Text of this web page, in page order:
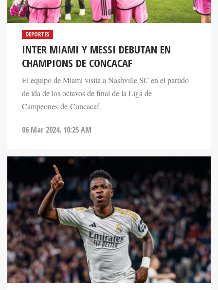
DEPORTES
INTER MIAMI Y MESSI DEBUTAN EN
CHAMPIONS DE CONCACAF
El equipo de Miami visita a Nashville SC en el partido
de ida de los octavos de final de la Liga de
Campeones de Concacaf.
06 Mar 2024. 10:25 AM